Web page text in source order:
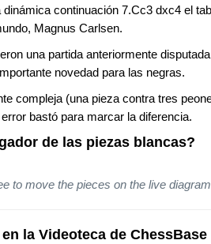
continuación 7.Cc3 dxc4 el
Magnus Carlsen.
una partida anteriormente
novedad para las negras.
compleja (una pieza contra tres
bastó para marcar la diferencia.
de las piezas blancas?
to move the pieces on the live
la Videoteca de ChessBase